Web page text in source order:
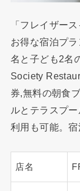
「フレイザー
お得な宿泊プ
名と子ども2名
Society
券,無料の朝食
ルとテラスプ
利用も可能。宿
店名